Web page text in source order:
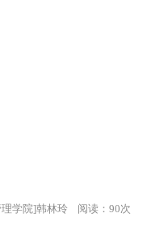
学院]韩林玲 阅读：90次